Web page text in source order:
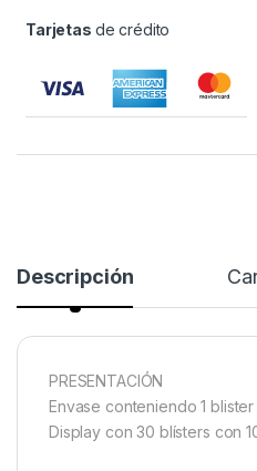
Tarjetas de crédito
Descripción
PRESENTACIÓN
Envase conteniendo 1
Display con 30 blísters con